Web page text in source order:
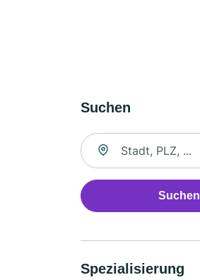
Suchen
Suche nach Ort
Suchen
Spezialisierung